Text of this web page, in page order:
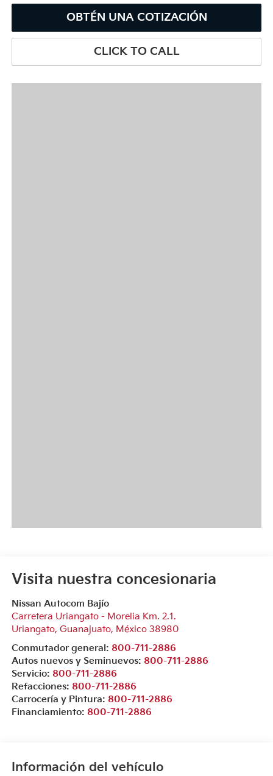
OBTÉN UNA COTIZACIÓN
CLICK TO CALL
Visita nuestra concesionaria
Nissan Autocom Bajío
Carretera Uriangato - Morelia Km. 2.1.
Uriangato, Guanajuato, México 38980
Conmutador general: 800-711-2886
Autos nuevos y Seminuevos: 800-711-2886
Servicio: 800-711-2886
Refacciones: 800-711-2886
Carrocería y Pintura: 800-711-2886
Financiamiento: 800-711-2886
Información del vehículo